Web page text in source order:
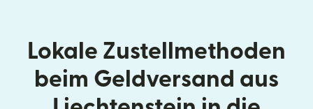
Lokale Zustellmethoden
beim Geldversand aus